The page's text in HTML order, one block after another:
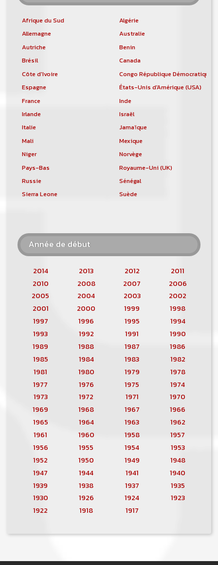
Afrique du Sud
Algérie
Allemagne
Australie
Autriche
Benin
Brésil
Canada
Côte d'Ivoire
Congo République Démocratique
Espagne
États-Unis d'Amérique (USA)
France
Inde
Irlande
Israël
Italie
Jamaïque
Mali
Mexique
Niger
Norvège
Pays-Bas
Royaume-Uni (UK)
Russie
Sénégal
Sierra Leone
Suède
Année de début
2014 2013 2012
2011
2010
2008 2007
2006
2005
2004 2003
2002
2001
2000 1999
1998
1997
1996 1995
1994
1993
1992 1991
1990
1989
1988 1987
1986
1985
1984 1983
1982
1981
1980 1979
1978
1977
1976 1975
1974
1973
1972 1971
1970
1969
1968 1967
1966
1965
1964 1963
1962
1961
1960 1958
1957
1956
1955 1954
1953
1952
1950 1949
1948
1947
1944 1941
1940
1939
1938 1937
1935
1930
1926 1924
1923
1922
1918 1917